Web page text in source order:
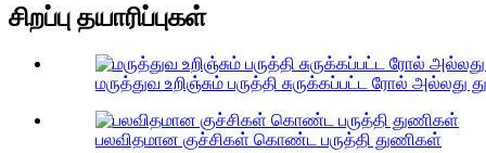
சிறப்பு தயாரிப்புகள்
மருத்துவ உறிஞ்சும் பருத்தி சுருக்கப்பட்ட ரோல் அல்லது
பலவிதமான குச்சிகள் கொண்ட பருத்தி துணிகள்